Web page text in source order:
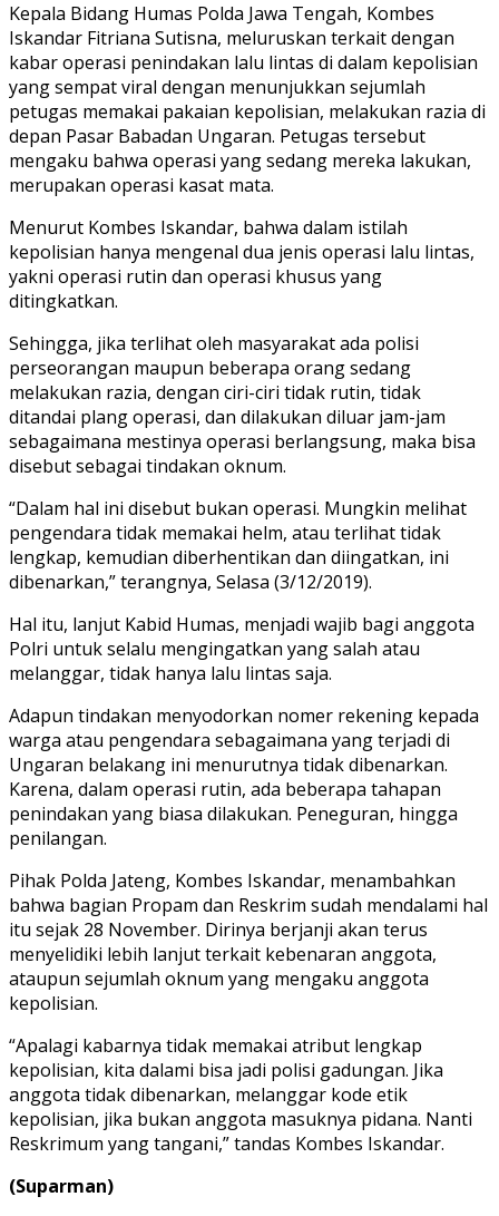
Kepala Bidang Humas Polda Jawa Tengah, Kombes
Iskandar Fitriana Sutisna, meluruskan terkait dengan
kabar operasi penindakan lalu lintas di dalam kepolisian
yang sempat viral dengan menunjukkan sejumlah
petugas memakai pakaian kepolisian, melakukan razia di
depan Pasar Babadan Ungaran. Petugas tersebut
mengaku bahwa operasi yang sedang mereka lakukan,
merupakan operasi kasat mata.
Menurut Kombes Iskandar, bahwa dalam istilah
kepolisian hanya mengenal dua jenis operasi lalu lintas,
yakni operasi rutin dan operasi khusus yang
ditingkatkan.
Sehingga, jika terlihat oleh masyarakat ada polisi
perseorangan maupun beberapa orang sedang
melakukan razia, dengan ciri-ciri tidak rutin, tidak
ditandai plang operasi, dan dilakukan diluar jam-jam
sebagaimana mestinya operasi berlangsung, maka bisa
disebut sebagai tindakan oknum.
“Dalam hal ini disebut bukan operasi. Mungkin melihat
pengendara tidak memakai helm, atau terlihat tidak
lengkap, kemudian diberhentikan dan diingatkan, ini
dibenarkan,” terangnya, Selasa (3/12/2019).
Hal itu, lanjut Kabid Humas, menjadi wajib bagi anggota
Polri untuk selalu mengingatkan yang salah atau
melanggar, tidak hanya lalu lintas saja.
Adapun tindakan menyodorkan nomer rekening kepada
warga atau pengendara sebagaimana yang terjadi di
Ungaran belakang ini menurutnya tidak dibenarkan.
Karena, dalam operasi rutin, ada beberapa tahapan
penindakan yang biasa dilakukan. Peneguran, hingga
penilangan.
Pihak Polda Jateng, Kombes Iskandar, menambahkan
bahwa bagian Propam dan Reskrim sudah mendalami hal
itu sejak 28 November. Dirinya berjanji akan terus
menyelidiki lebih lanjut terkait kebenaran anggota,
ataupun sejumlah oknum yang mengaku anggota
kepolisian.
“Apalagi kabarnya tidak memakai atribut lengkap
kepolisian, kita dalami bisa jadi polisi gadungan. Jika
anggota tidak dibenarkan, melanggar kode etik
kepolisian, jika bukan anggota masuknya pidana. Nanti
Reskrimum yang tangani,” tandas Kombes Iskandar.
(Suparman)